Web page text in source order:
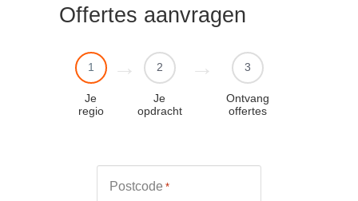
Offertes aanvragen
1
Je
regio
2
Je
opdracht
3
Ontvang
offertes
Postcode *